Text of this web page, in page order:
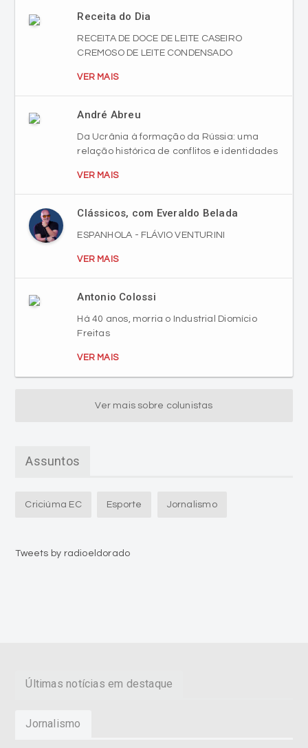
Receita do Dia
RECEITA DE DOCE DE LEITE CASEIRO
CREMOSO DE LEITE CONDENSADO
VER MAIS
André Abreu
Da Ucrânia à formação da Rússia: uma
relação histórica de conflitos e identidades
VER MAIS
Clássicos, com Everaldo Belada
ESPANHOLA - FLÁVIO VENTURINI
VER MAIS
Antonio Colossi
Há 40 anos, morria o Industrial Diomício
Freitas
VER MAIS
Ver mais sobre colunistas
Assuntos
Criciúma EC Esporte Jornalismo
Tweets by radioeldorado
Últimas notícias em destaque
Jornalismo